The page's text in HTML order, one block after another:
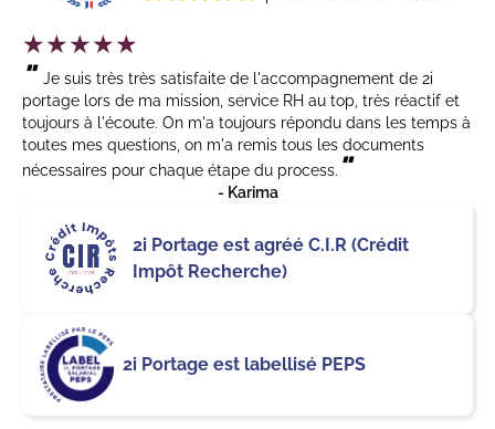
5
" Je suis très très satisfaite de l'accompagnement de 2i
portage lors de ma mission, service RH au top, très réactif et
toujours à l'écoute. On m'a toujours répondu dans les temps à
toutes mes questions, on m'a remis tous les documents
nécessaires pour chaque étape du process. "
- Karima
2i Portage est agréé C.I.R (Crédit
Impôt Recherche)
2i Portage est labellisé PEPS